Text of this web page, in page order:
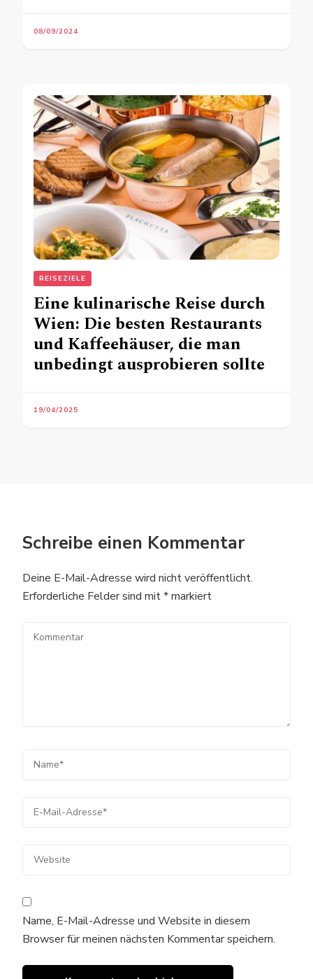
08/09/2024
REISEZIELE
Eine kulinarische Reise durch
Wien: Die besten Restaurants
und Kaffeehäuser, die man
unbedingt ausprobieren sollte
19/04/2025
Schreibe einen Kommentar
Deine E-Mail-Adresse wird nicht veröffentlicht.
Erforderliche Felder sind mit*markiert
Name, E-Mail-Adresse und Website in diesem
Browser für meinen nächsten Kommentar speichern.